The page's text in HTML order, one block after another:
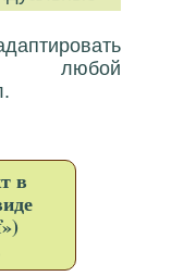
любой
в